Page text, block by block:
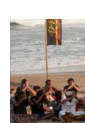
Sumba
Nihiwatu
Millers Right
Rote
Nembrala
Video
Nasional